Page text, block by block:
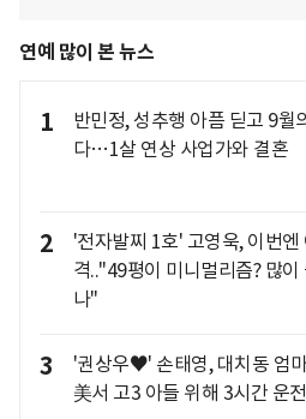
연예 많이 본 뉴스
1
반민정, 성추행 아픔 딛고 9월
다…1살 연상 사업가와 결혼
2
'전자발찌 1호' 고영욱, 이번엔
격.."49평이 미니멀리즘? 많이
나"
3
'권상우♥' 손태영, 대치동 엄
美서 고3 아들 위해 3시간 운전